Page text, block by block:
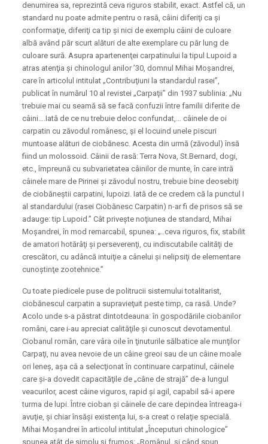
denumirea sa, reprezintă ceva riguros stabilit, exact. Astfel că, un
standard nu poate admite pentru o rasă, câini diferiţi ca şi
conformaţie, diferiţi ca tip şi nici de exemplu câini de culoare
albă având păr scurt alături de alte exemplare cu păr lung de
culoare sură. Asupra apartenenţei carpatinului la tipul Lupoid a
atras atenţia şi chinologul anilor ’30, domnul Mihai Moşandrei,
care în articolul intitulat „Contribuţiuni la standardul rasei”,
publicat în numărul 10 al revistei „Carpaţii” din 1937 sublinia: „Nu
trebuie mai cu seamă să se facă confuzii între familii diferite de
câini….Iată de ce nu trebuie deloc confundat,… câinele de oi
carpatin cu zăvodul românesc, şi el locuind unele piscuri
muntoase alături de ciobănesc. Acesta din urmă (zăvodul) însă
fiind un molossoid. Câinii de rasă: Terra Nova, St.Bernard, dogi,
etc., împreună cu subvarietatea câinilor de munte, în care intră
câinele mare de Pirinei şi zăvodul nostru, trebuie bine deosebiţi
de ciobăneştii carpatini, lupoizi. Iată de ce credem că la punctul I
al standardului (rasei Ciobănesc Carpatin) n-ar fi de prisos să se
adauge: tip Lupoid.” Cât priveşte noţiunea de standard, Mihai
Moşandrei, în mod remarcabil, spunea: „..ceva riguros, fix, stabilit
de amatori hotărâţi şi perseverenţi, cu indiscutabile calităţi de
crescători, cu adâncă intuiţie a cânelui şi nelipsiţi de elementare
cunoştinţe zootehnice.”
Cu toate piedicele puse de politrucii sistemului totalitarist,
ciobănescul carpatin a supravieţuit peste timp, ca rasă. Unde?
Acolo unde s-a păstrat dintotdeauna: în gospodăriile ciobanilor
români, care i-au apreciat calităţile şi cunoscut devotamentul.
Ciobanul român, care vâra oile în ţinuturile sălbatice ale munţilor
Carpaţi, nu avea nevoie de un câine greoi sau de un câine moale
ori leneş, aşa că a selecţionat în continuare carpatinul, câinele
care şi-a dovedit capacităţile de „câne de strajă” de-a lungul
veacurilor, acest câine viguros, rapid şi agil, capabil să-i apere
turma de lupi. Între cioban şi câinele de care depindea întreaga-i
avuţie, şi chiar însăşi existenţa lui, s-a creat o relaţie specială.
Mihai Moşandrei în articolul intitulat „Începuturi chinologice”
spunea atât de simplu şi frumos: „Românul, şi când spun